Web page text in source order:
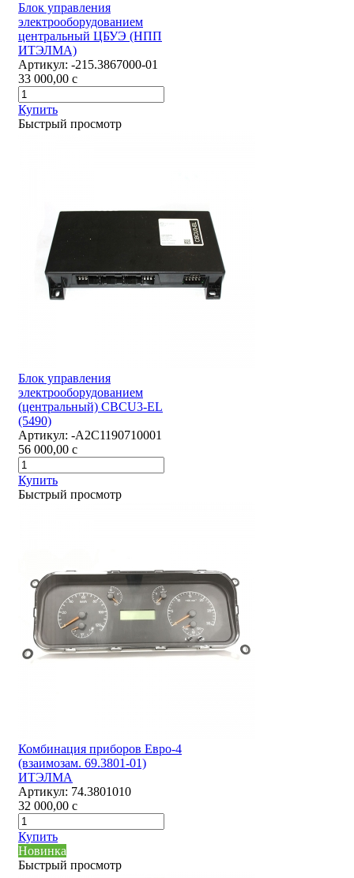
Блок управления
электрооборудованием
центральный ЦБУЭ (НПП
ИТЭЛМА)
Артикул: -215.3867000-01
33 000,00 c
Купить
Быстрый просмотр
Блок управления
электрооборудованием
(центральный) CBCU3-EL
(5490)
Артикул: -А2С1190710001
56 000,00 c
Купить
Быстрый просмотр
Комбинация приборов Евро-4
(взаимозам. 69.3801-01)
ИТЭЛМА
Артикул: 74.3801010
32 000,00 c
Купить
Новинка
Быстрый просмотр